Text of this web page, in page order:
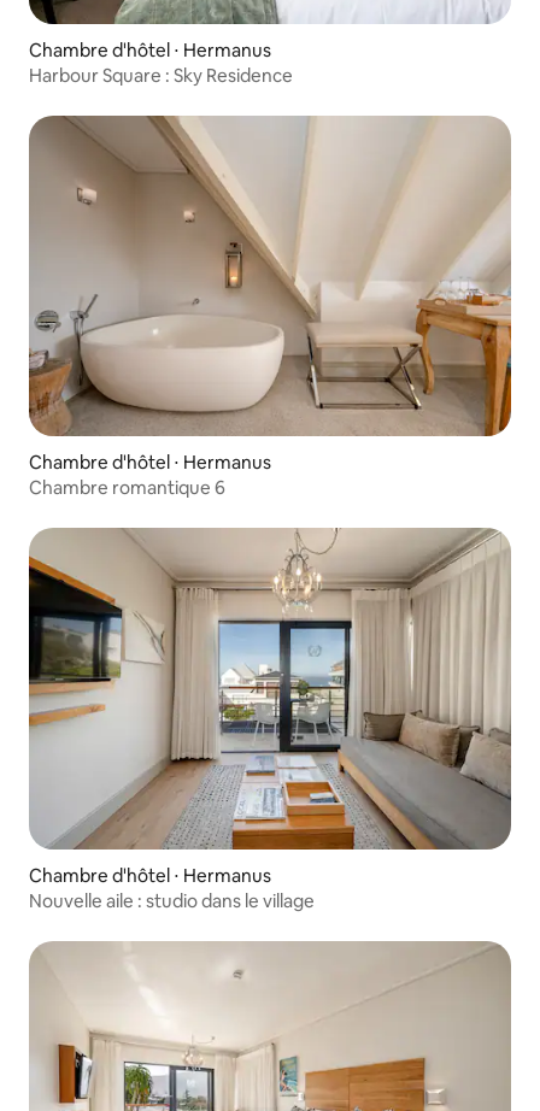
Chambre d'hôtel ⋅ Hermanus
Harbour Square : Sky Residence
Chambre d'hôtel ⋅ Hermanus
Chambre romantique 6
Chambre d'hôtel ⋅ Hermanus
Nouvelle aile : studio dans le village